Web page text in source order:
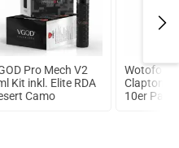
Pro Mech V2
Kit inkl. Elite RDA
Camo
Wotofo
Clapton
10er Pack